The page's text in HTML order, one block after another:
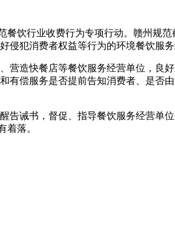
餐饮行业收费行为专项行动。赣州规
侵犯消费者权益等行为的环境餐饮服
造快餐店等餐饮服务经营单位，良
偿服务是否提前告知消费者、是否
诫书，督促、指导餐饮服务经营单
着落。